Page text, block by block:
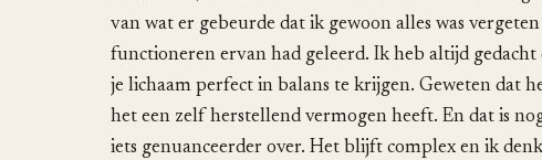
van wat er gebeurde dat ik gewoon alles was
functioneren ervan had geleerd. Ik heb altijd
je lichaam perfect in balans te krijgen. Geweten dat
het een zelf herstellend vermogen heeft. En dat is
iets genuanceerder over. Het blijft complex en ik